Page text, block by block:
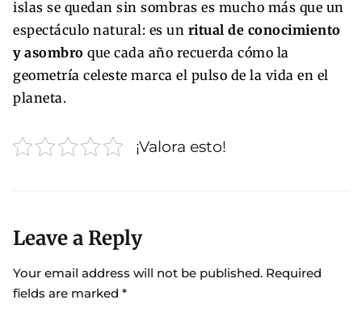
islas se quedan sin sombras es mucho más que un
espectáculo natural: es un ritual de conocimiento
y asombro que cada año recuerda cómo la
geometría celeste marca el pulso de la vida en el
planeta.
¡Valora esto!
Leave a Reply
Your email address will not be published. Required
fields are marked *